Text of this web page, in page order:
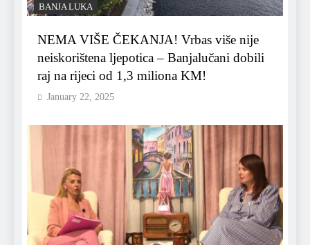
BANJA LUKA
NEMA VIŠE ČEKANJA! Vrbas više nije
neiskorištena ljepotica – Banjalučani dobili
raj na rijeci od 1,3 miliona KM!
January 22, 2025